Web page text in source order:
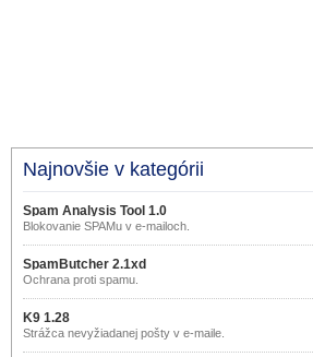
Najnovšie v kategórii
Spam Analysis Tool 1.0
Blokovanie SPAMu v e-mailoch.
SpamButcher 2.1xd
Ochrana proti spamu.
K9 1.28
Strážca nevyžiadanej pošty v e-maile.